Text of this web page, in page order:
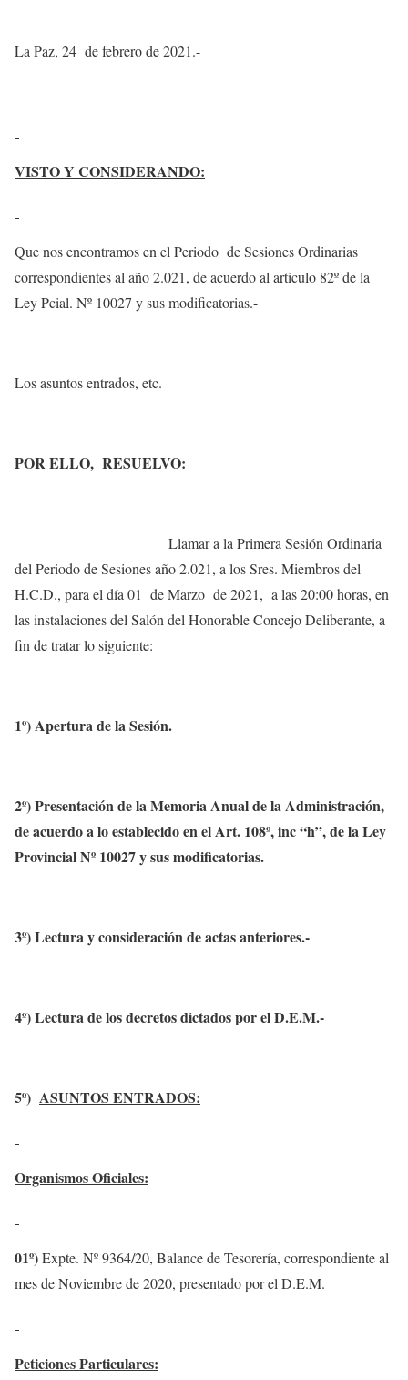
La Paz, 24 de febrero de 2021.-
VISTO Y CONSIDERANDO:
Que nos encontramos en el Periodo de Sesiones Ordinarias
correspondientes al año 2.021, de acuerdo al artículo 82º de la
Ley Pcial. Nº 10027 y sus modificatorias.-
Los asuntos entrados, etc.
POR ELLO, RESUELVO:
Llamar a la Primera Sesión Ordinaria
del Periodo de Sesiones año 2.021, a los Sres. Miembros del
H.C.D., para el día 01 de Marzo de 2021, a las 20:00 horas, en
las instalaciones del Salón del Honorable Concejo Deliberante, a
fin de tratar lo siguiente:
1º)Apertura de la Sesión.
2º) Presentación de la Memoria Anual de la Administración,
de acuerdo a lo establecido en el Art. 108º, inc “h”, de la Ley
Provincial Nº 10027 y sus modificatorias.
3º) Lectura y consideración de actas anteriores.-
4º) Lectura de los decretos dictados por el D.E.M.-
5º) ASUNTOS ENTRADOS:
Organismos Oficiales:
01º)Expte. Nº 9364/20, Balance de Tesorería, correspondiente al
mes de Noviembre de 2020, presentado por el D.E.M.
Peticiones Particulares: